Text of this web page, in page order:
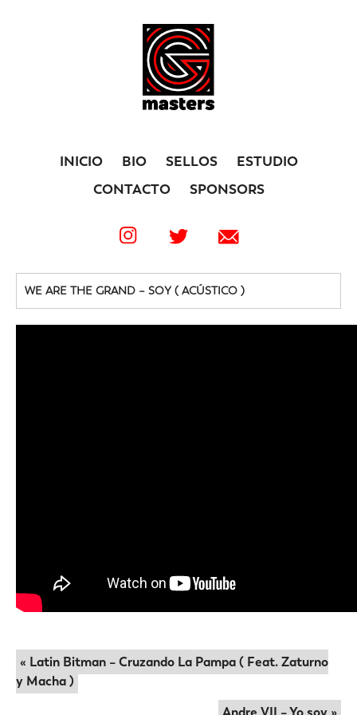
INICIO BIO SELLOS
ESTUDIO
CONTACTO
SPONSORS
WE ARE THE GRAND – SOY ( ACÚSTICO )
« Latin Bitman – Cruzando La Pampa ( Feat. Zaturno
y Macha )